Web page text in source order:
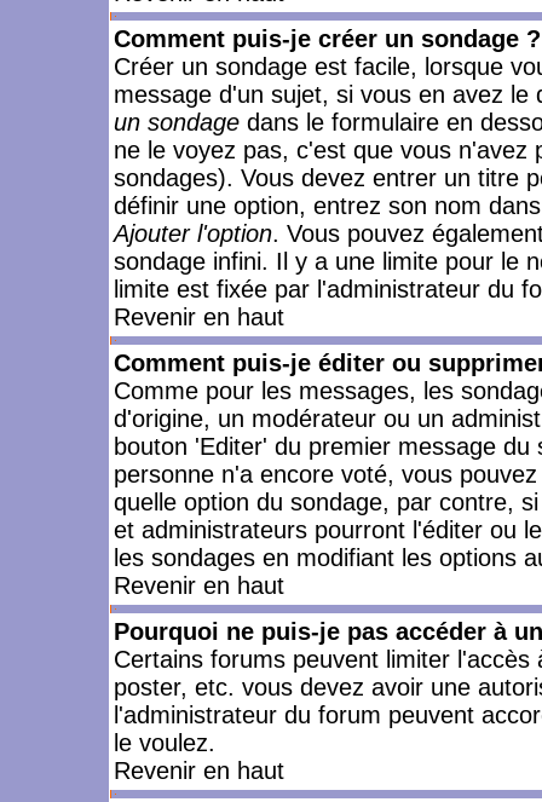
Comment puis-je créer un sondage ?
Créer un sondage est facile, lorsque
message d'un sujet, si vous en avez
un sondage dans le formulaire en
ne le voyez pas, c'est que vous
sondages). Vous devez entrer un titre
définir une option, entrez son nom
Ajouter l'option. Vous pouvez
sondage infini. Il y a une limite pour le
limite est fixée par l'administrateur du
Revenir en haut
Comment puis-je éditer ou
Comme pour les messages, les
d'origine, un modérateur ou un
bouton 'Editer' du premier message
personne n'a encore voté, vous
quelle option du sondage, par contre,
et administrateurs pourront l'éditer ou
les sondages en modifiant les options
Revenir en haut
Pourquoi ne puis-je pas accéder à
Certains forums peuvent limiter
poster, etc. vous devez avoir une
l'administrateur du forum peuvent
le voulez.
Revenir en haut